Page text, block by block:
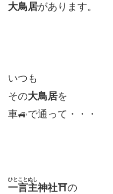
大鳥居があります。
いつも
その大鳥居を
車🚙で通って・・・
一言主
ひとことぬし
神社⛩の